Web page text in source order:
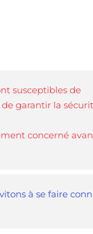
susceptibles de
garantir la
concerné
à se faire